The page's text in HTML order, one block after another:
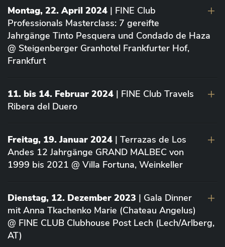
Montag, 22. April 2024 | FINE Club
Professionals Masterclass: 7 gereifte
Jahrgänge Tinto Pesquera und Condado de Haza
@ Steigenberger Granhotel Frankfurter Hof,
Frankfurt
11. bis 14. Februar 2024 | FINE Club Travels
Ribera del Duero
Freitag, 19. Januar 2024 | Terrazas de Los
Andes 12 Jahrgänge GRAND MALBEC von
1999 bis 2021 @ Villa Fortuna, Weinkeller
Dienstag, 12. Dezember 2023 | Gala Dinner
mit Anna Tkachenko Marie (Chateau Angelus)
@ FINE CLUB Clubhouse Post Lech (Lech/Arlberg,
AT)